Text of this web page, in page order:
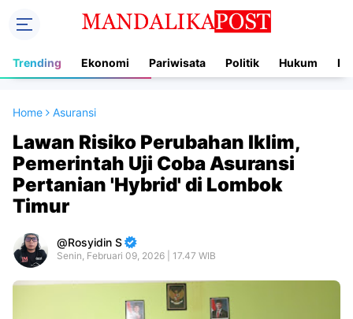
Trending Ekonomi Pariwisata Politik Hukum
Home Asuransi
Lawan Risiko Perubahan Iklim,
Pemerintah Uji Coba Asuransi
Pertanian 'Hybrid' di Lombok
Timur
Rosyidin S
Senin, Februari 09, 2026 | 17.47 WIB